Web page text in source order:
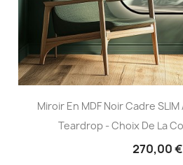
Miroir En MDF Noir Cadre
Teardrop - Choix De La
270,00 €